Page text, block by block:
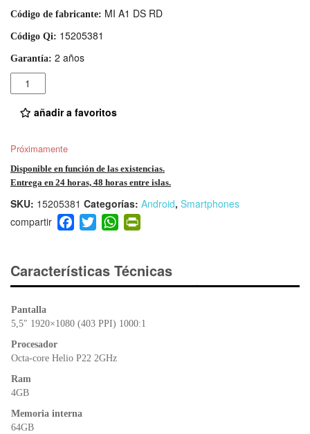
Código de fabricante: MI A1 DS RD
Código Qi: 15205381
Garantía: 2 años
Cantidad
añadir a favoritos
Próximamente
Disponible en función de las existencias.
Entrega en 24 horas, 48 horas entre islas.
SKU: 15205381 Categorías: Android, Smartphones
F
a
e
b
o
k
T
wi
er
W
h
s
A
p
ri
e
dl
Características Técnicas
Pantalla
5,5″ 1920×1080 (403 PPI) 1000:1
Procesador
Octa-core Helio P22 2GHz
Ram
4GB
Memoria interna
64GB